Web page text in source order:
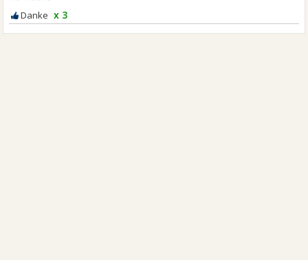
x 3